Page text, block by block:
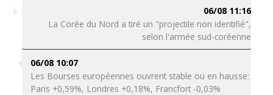
06/08 11:16
La Corée du Nord a tiré un "projectile non identifié",
selon l'armée sud-coréenne
06/08 10:07
Les Bourses européennes ouvrent stable ou en hausse:
Paris +0,59%, Londres +0,18%, Francfort -0,03%